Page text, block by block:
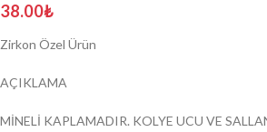
38.00₺
Zirkon Özel Ürün
AÇIKLAMA
MİNELİ KAPLAMADIR. KOLYE UCU VE